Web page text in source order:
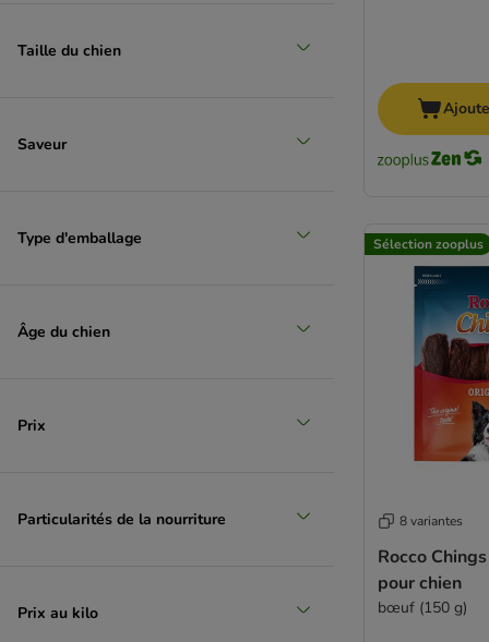
(2)
Taille du chien
Saveur
Type d'emballage
Âge du chien
Prix
Particularités de la nourriture
Prix au kilo
Sélection zooplus
8 variantes
Rocco
pour chien
bœuf (150 g)